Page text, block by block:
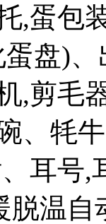
,蛋包
盘)
,剪毛
、牦
耳号,
脱温